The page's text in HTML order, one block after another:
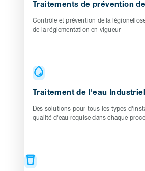
Traitements de prévention
Contrôle et prévention de la
de la réglementation en vigueur
Traitement de l'eau Industriel
Des solutions pour tous les types
qualité d'eau requise dans chaque